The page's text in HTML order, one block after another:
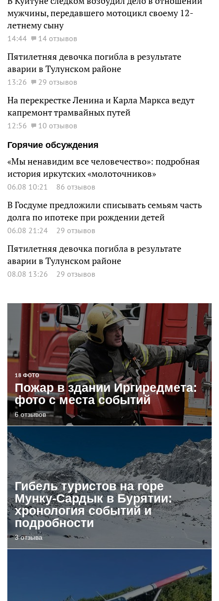
мужчины, передавшего мотоцикл своему 12-
летнему сыну
14:44 14 отзывов
Пятилетняя девочка погибла в результате
аварии в Тулунском районе
13:26 29 отзывов
На перекрестке Ленина и Карла Маркса ведут
капремонт трамвайных путей
12:56
10 отзывов
Горячие обсуждения
«Мы ненавидим все человечество»: подробная
история иркутских «молоточников»
06.08 10:21 86 отзывов
В Госдуме предложили списывать семьям часть
долга по ипотеке при рождении детей
06.08 21:24 29 отзывов
Пятилетняя девочка погибла в результате
аварии в Тулунском районе
08.08 13:26 29 отзывов
18 ФОТО
Пожар в здании Иргиредмета:
фото с места событий
6 отзывов
Гибель туристов на горе
Мунку-Сардык в Бурятии:
хронология событий и
подробности
3 отзыва